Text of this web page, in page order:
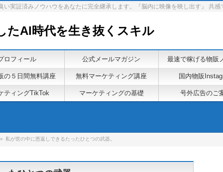
実証済みノウハウをあなたに完全継承します。『脳内に映像を映し出す』 共感
たAI時代を生き抜くスキル
ロフィール 公式メールマガジン 最速で稼げる物販
の５日間無料講座 無料マーケティング講座 国内物販
ティングTikTok マーケティングの基礎 号外広告のご
» 私が世の中に恩返しできるたったひとつの武器。